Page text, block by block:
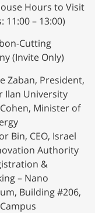
Hours to Visit
11:00 – 13:00)
Cutting
(Invite Only)
Zaban, President,
Ilan University
Minister of
Bin, CEO, Israel
Authority
&
– Nano
Building #206,